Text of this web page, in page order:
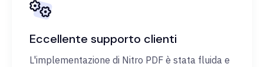
Eccellente supporto clienti
L'implementazione di Nitro PDF è stata fluida e